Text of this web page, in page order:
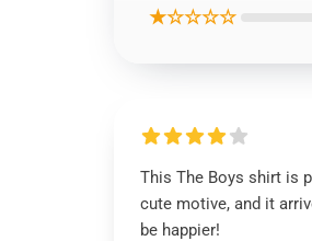
★☆☆☆☆
This The Boys shirt is
cute motive, and it
be happier!